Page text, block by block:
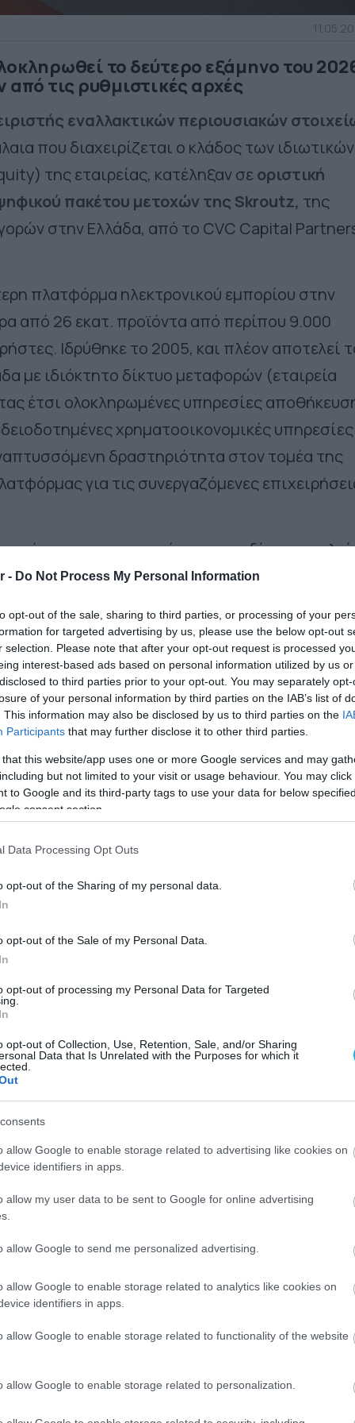
- Do Not Process My Personal Information
opt-out of the sale, sharing to third parties, or processing of your
for targeted advertising by us, please use the below opt-out
selection. Please note that after your opt-out request is processed
interest-based ads based on personal information utilized by us
to third parties prior to your opt-out. You may separately
of your personal information by third parties on the IAB’s list of
This information may also be disclosed by us to third parties on the
Participants that may further disclose it to other third parties.
that this website/app uses one or more Google services and may
but not limited to your visit or usage behaviour. You may
to Google and its third-party tags to use your data for below
consent section.
Data Processing Opt Outs
opt-out of the Sharing of my personal data.
opt-out of the Sale of my Personal Data.
opt-out of processing my Personal Data for Targeted
opt-out of Collection, Use, Retention, Sale, and/or Sharing
Data that Is Unrelated with the Purposes for which it
allow Google to enable storage related to advertising like cookies on
identifiers in apps.
allow my user data to be sent to Google for online advertising
allow Google to send me personalized advertising.
allow Google to enable storage related to analytics like cookies on
identifiers in apps.
allow Google to enable storage related to functionality of the website
allow Google to enable storage related to personalization.
το δεύτερο εξάμηνο του
τις ρυθμιστικές αρχές
εναλλακτικών περιουσιακών
που διαχειρίζεται ο κλάδος των ιδιωτικών
της εταιρείας, κατέληξαν σεοριστική
πακέτου μετοχών της Skroutz, της
στην Ελλάδα, από το CVC Capital
πλατφόρμα ηλεκτρονικού εμπορίου στην
από 26 εκατ. προϊόντα από περίπου 9.000
Ιδρύθηκε το 2005, και πλέον αποτελεί
με ιδιόκτητο δίκτυο μεταφορών (εταιρεία
έτσι ολοκληρωμένες υπηρεσίες
χρηματοοικονομικές υπηρεσίες
δραστηριότητα στον τομέα της
για τις συνεργαζόμενες
μέρος του μετοχικού τους μεριδίου στο
ενεργοί και θα συνεχίσουν να ηγούνται
παραμένει στη θέση του Διευθύνοντος
επεκτείνει την δραστηριότητα της πέρα από
της στην Κύπρο και, πιο πρόσφατα,
την εξάπλωση της στη Νοτιοανατολική
χρόνια στις ταχύτερα αναπτυσσόμενες
του πραγματικού κατά κεφαλήν ΑΕΠ να
όρο της Ευρωζώνης. Παράλληλα, η διείσδυση
και τη Νοτιοανατολική Ευρώπη παραμένει
γεγονός που, σύμφωνα με την εταιρεία,
καθώς οι αγορές αυτές
Director της Blackstone
, δήλωσε: «Η
στις πλατφόρμες online αγορών, καθώς
εμπορίου στην Ευρώπη θα συνεχίσει
Ο Γιώργος και η ομάδα της Skroutz έχουν
με ένα ισχυρό brand, η οποία πιστεύουμε
αυτή την αναπτυξιακή ευκαιρία
Ανυπομονούμε να συνεργαστούμε μαζί τους
και Επικεφαλής της CVC στην Ελλάδα,
όσα πέτυχε η Skroutz κατά τη διάρκεια της
τους Ιδρυτές και τη διοικητική ομάδα,
σε υποδομές, στις δυνατότητες
του καταναλωτή, εξελίσσοντας
σύγκρισης τιμών στο κορυφαίο
ότι η Skroutz διαθέτει όλες τις
πορεία έχοντας τη Blackstone στο πλευρό
και Διευθύνων Σύμβουλος της Skroutz,
ένα σημαντικό νέο κεφάλαιο για τη Skroutz.